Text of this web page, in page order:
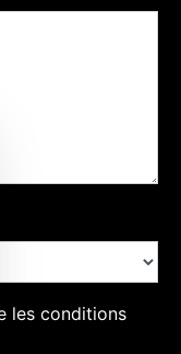
les conditions